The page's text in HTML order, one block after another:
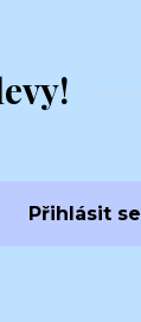
Přihlásit se